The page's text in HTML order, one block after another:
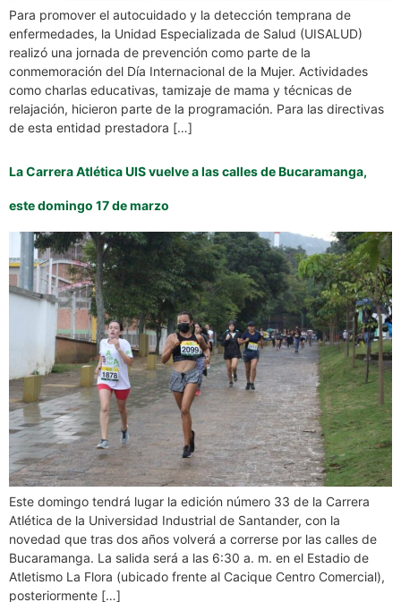
Para promover el autocuidado y la detección temprana de
enfermedades, la Unidad Especializada de Salud (UISALUD)
realizó una jornada de prevención como parte de la
conmemoración del Día Internacional de la Mujer. Actividades
como charlas educativas, tamizaje de mama y técnicas de
relajación, hicieron parte de la programación. Para las directivas
de esta entidad prestadora […]
La Carrera Atlética UIS vuelve a las calles de Bucaramanga,
este domingo 17 de marzo
Este domingo tendrá lugar la edición número 33 de la Carrera
Atlética de la Universidad Industrial de Santander, con la
novedad que tras dos años volverá a correrse por las calles de
Bucaramanga. La salida será a las 6:30 a. m. en el Estadio de
Atletismo La Flora (ubicado frente al Cacique Centro Comercial),
posteriormente […]